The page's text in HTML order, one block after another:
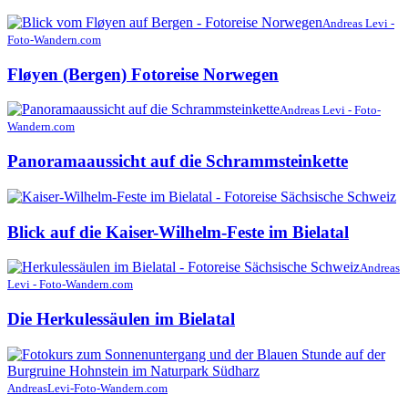
Andreas Levi -
Foto-Wandern.com
Fløyen (Bergen) Fotoreise Norwegen
Andreas Levi - Foto-
Wandern.com
Panoramaaussicht auf die Schrammsteinkette
Blick auf die Kaiser-Wilhelm-Feste im Bielatal
Andreas
Levi - Foto-Wandern.com
Die Herkulessäulen im Bielatal
AndreasLevi-Foto-Wandern.com